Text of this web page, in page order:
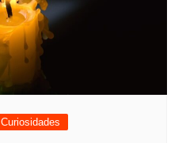
Curiosidades